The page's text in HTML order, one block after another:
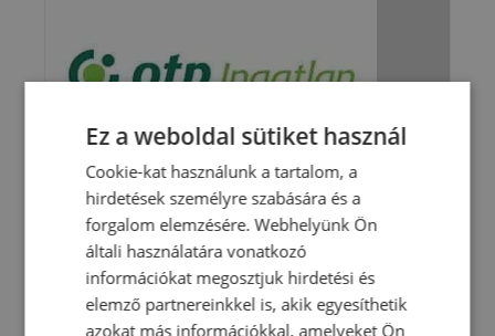
Ez a weboldal sütiket használ
Cookie-kat használunk a tartalom, a
hirdetések személyre szabására és a
forgalom elemzésére. Webhelyünk Ön
általi használatára vonatkozó
információkat megosztjuk hirdetési és
elemző partnereinkkel is, akik egyesíthetik
azokat más információkkal, amelyeket Ön